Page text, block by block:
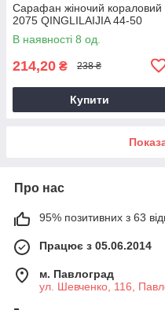
Сарафан жіночий кораловий
2075 QINGLILAIJIA 44-50
В наявності 8 од.
214,20 ₴ 238 ₴
Купити
Про нас
95% позитивних з 63
Працює з 05.06.2014
м. Павлоград
ул. Шевченко, 116,